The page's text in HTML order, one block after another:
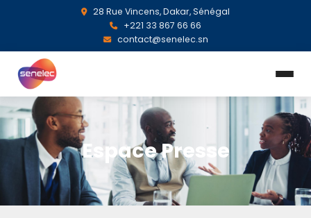
28 Rue Vincens, Dakar, Sénégal
+221 33 867 66 66
contact@senelec.sn
Espace Presse